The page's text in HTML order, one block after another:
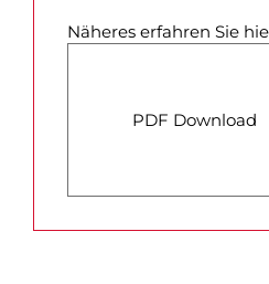
Näheres erfahren Sie
PDF Download